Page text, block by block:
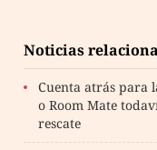
Noticias
Cuenta atrás para
o Room Mate
rescate